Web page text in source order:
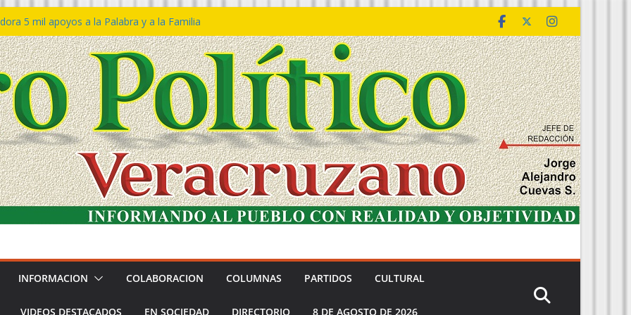
5 mil apoyos a la Palabra y a la Familia
Declaraciones de Procedencia en contra
𝙂𝙤𝙗𝙞𝙚𝙧𝙣𝙤 𝙙𝙚𝙡 𝙀𝙨𝙩𝙖𝙙𝙤 𝙖 𝙙𝙞𝙨𝙛𝙧𝙪𝙩𝙖𝙧
𝙙𝙚𝙡 𝙈𝙖𝙧 𝙚𝙣 𝘾𝙤𝙖𝙩𝙯𝙖𝙘𝙤𝙖𝙡𝙘𝙤𝙨
de policías con vocación de servicio y
SSP
Bravo rechaza acusaciones y asegura que
solicitud de desafuero
INFORMACION COLABORACION COLUMNAS PARTIDOS CULTURAL
VIDEOS DESTACADOS EN SOCIEDAD DIRECTORIO 8 DE AGOSTO DE 2026